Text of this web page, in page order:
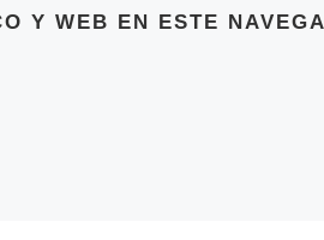
Y WEB EN ESTE